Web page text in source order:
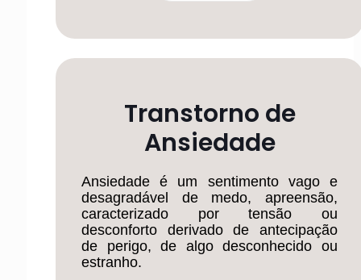
Transtorno de
Ansiedade
Ansiedade é um sentimento vago e
desagradável de medo, apreensão,
caracterizado por tensão ou
desconforto derivado de antecipação
de perigo, de algo desconhecido ou
estranho.